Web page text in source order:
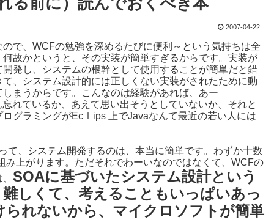
2007-04-22
で、WCFの勉強を深めるたびに便利～という気持ちは全
故かというと、その実装が簡単すぎるからです。実装が
発し、システムの根幹として使用することが簡単だと錯
、システム設計的には正しくない実装がされたために動
まうからです。こんなのは経験があれば、あー
れているか、あえて思い出そうとしていないか、それと
グラミングがEcｌips 上でJavaなんて最近の若い人には
、システム開発するのは、本当に簡単です。わずか十数
上がります。ただそれでわーいなのではなくて、WCFの
SOAに基づいたシステム設計という
しくて、考えることもいっぱいあっ
れないから、マイクロソフトが簡単